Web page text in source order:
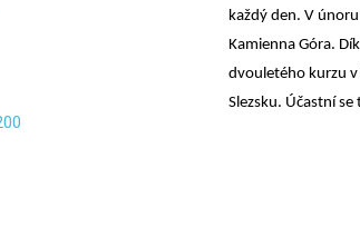
každý den. V
Kamienna Góra.
dvouletého kurzu v
Slezsku. Účastní